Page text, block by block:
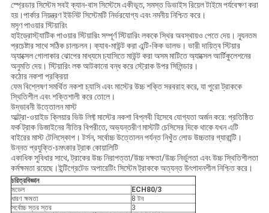
স্প্রেডার সিস্টেম সবই ক্যান-বাস সিস্টেমে একীভূত, সমস্ত ডিভাইস রিয়েল টাইমে পর্যবেক্ষণ করা
হয়।পার্কার নিয়ন্ত্রণ ইউনিট সিস্টেমটি নির্ভরযোগ্য এবং নমনীয় নিশ্চিত করে।
মসৃণ পাওয়ার স্টিয়ারিং
হাইড্রোস্ট্যাটিক পাওয়ার স্টিয়ারিং সম্পূর্ণ স্টিয়ারিং লককে স্থির অবস্থায়ও পেতে দেয়। ন্যূনতম
প্রচেষ্টার সাথে সঠিক চালচলন। ক্যাব-মাউন্ট করা এন্টি-কিক ভালভ। ভারী দায়িত্ব স্টিয়ার
অ্যাক্সেল গোলাকার ঝোপের মাধ্যমে চ্যাসিতে মাউন্ট করা অসম মাটিতে অ্যাক্সেল আর্টিকুলেশনের
অনুমতি দেয়। স্টিয়ারিং লক আটকানো বন্ধ করে স্ট্রোক উপর সিলিন্ডার।
কঠোর নকশা প্রক্রিয়া
ফেম বিশ্লেষণ সমর্থিত নকশা চ্যাসি এবং মাস্টের উচ্চ শক্তি সরবরাহ করে, যা পুরো ট্রাককে
স্থিতিশীল এবং শক্তিশালী করে তোলে।
উদ্ভাবনী উত্তোলন মাস্ট
আল্ট্রা-ওয়াইড ক্লিয়ার ভিউ লিফ্ট মাস্টের নকশা বিপ্লবী হিসেবে যোগ্যতা অর্জন করে: প্রতিষ্ঠিত
ফর্ক ট্রাক ডিজাইনের নীতির বিপরীতে, অভ্যন্তরীণ মাস্টটি চেসিসের দিকে থাকে যখন এটি
বাইরের মাস্ট টেলিস্কোপ। টর্সন, সর্বোচ্চ উত্তোলন পর্যন্ত নিখুঁত লোড উচ্চতার গ্যারান্টি।
উন্নত প্রযুক্তি-চমৎকার ট্রাক কোয়ালিটি
একাধিক সুবিধার সাথে, ট্রাকের উচ্চ নিরাপত্তা/উচ্চ দক্ষতা/উচ্চ নির্ভুলতা এবং উচ্চ স্থিতিশীলতা
কর্মক্ষমতা রয়েছে।ইন্টিগ্রেটেড অপারেটিং সিস্টেম ট্রাককে অত্যন্ত উৎপাদনশীল নিশ্চিত করে।
চরিত্রবিজ্ঞান
মডেল
ECH80/3
ধারণ ক্ষমতা
8 টন
সর্বোচ্চ স্তর স্তর
3